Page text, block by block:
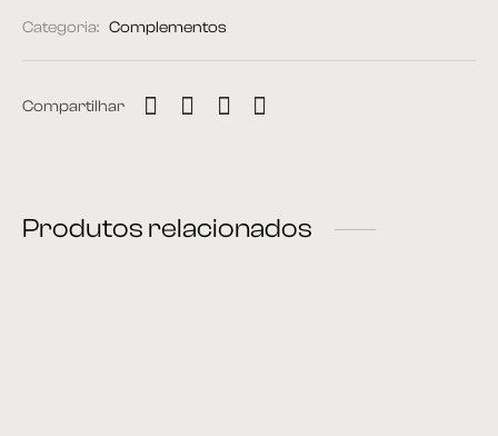
Categoria: Complementos
Compartilhar
Produtos relacionados